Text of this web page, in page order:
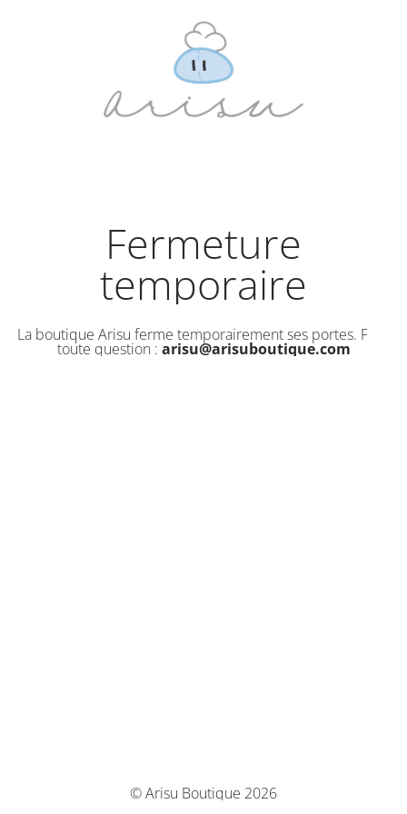
Fermeture
temporaire
La boutique Arisu ferme temporairement ses portes. Pour
toute question : arisu@arisuboutique.com
© Arisu Boutique 2026